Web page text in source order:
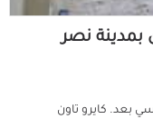
بمدينة نصر
بعد. كايرو تاون